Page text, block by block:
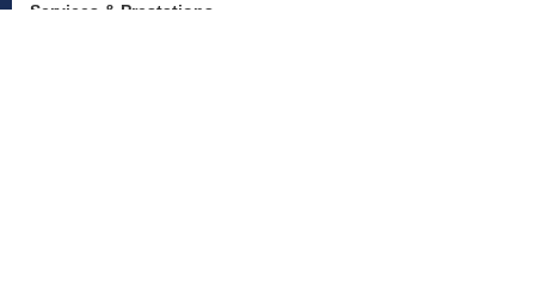
Services & Prestations